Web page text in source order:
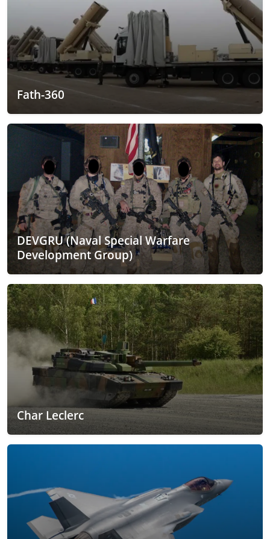
Fath-360
DEVGRU (Naval Special Warfare
Development Group)
Char Leclerc